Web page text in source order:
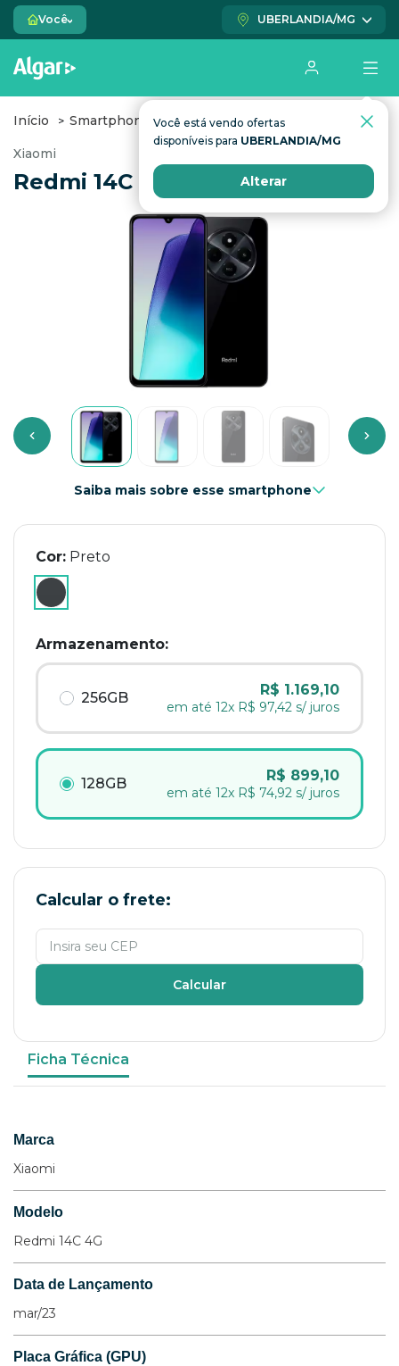
Você UBERLANDIA/MG
Você está vendo ofertas
disponíveis para UBERLANDIA/MG
Alterar
Início Smartphones Redmi 14C 4G
Xiaomi
Redmi 14C 4G
Previous Next
Saiba mais sobre esse smartphone
Cor: Preto
selected
Armazenamento:
256GB R$ 1.169,10
em até 12x R$ 97,42 s/ juros
128GB R$ 899,10
em até 12x R$ 74,92 s/ juros
Calcular o frete:
Calcular
Ficha Técnica
Marca
Xiaomi
Modelo
Redmi 14C 4G
Data de Lançamento
mar/23
Placa Gráfica (GPU)